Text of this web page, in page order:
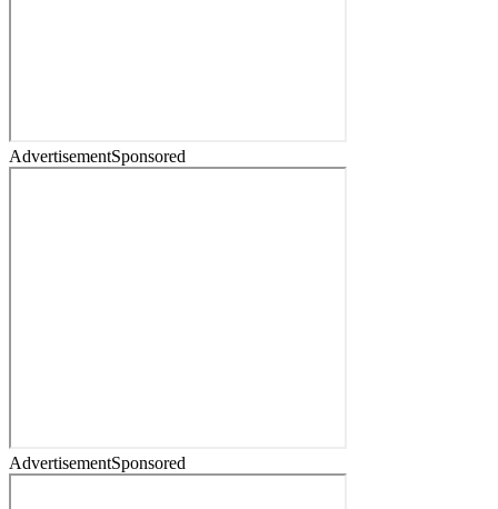
AdvertisementSponsored
AdvertisementSponsored